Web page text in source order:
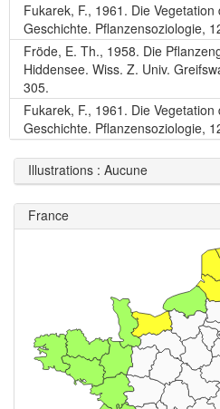
Fukarek, F., 1961. Die
Geschichte. Pflanzensoziologie,
Fröde, E. Th., 1958. Die
Hiddensee. Wiss. Z. Univ.
305.
Fukarek, F., 1961. Die
Geschichte. Pflanzensoziologie,
Illustrations : Aucune
France